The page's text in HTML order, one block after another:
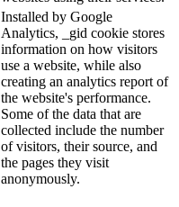
Installed by Google
Analytics, _gid cookie stores
information on how visitors
use a website, while also
creating an analytics report of
the website's performance.
Some of the data that are
collected include the number
of visitors, their source, and
the pages they visit
anonymously.